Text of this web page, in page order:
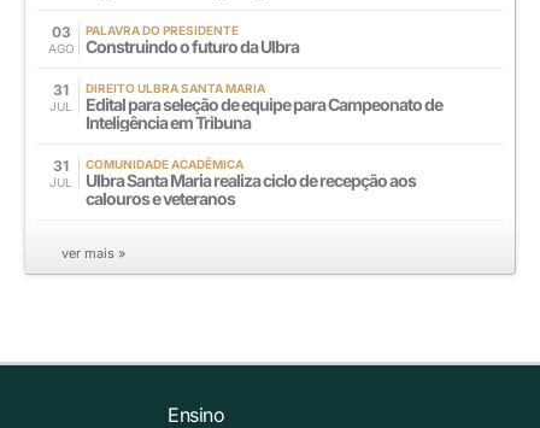
03
AGO
PALAVRA DO PRESIDENTE
Construindo o futuro da Ulbra
31
JUL
DIREITO ULBRA SANTA MARIA
Edital para seleção de equipe para Campeonato de
Inteligência em Tribuna
31
JUL
COMUNIDADE ACADÊMICA
Ulbra Santa Maria realiza ciclo de recepção aos
calouros e veteranos
ver mais »
Ensino